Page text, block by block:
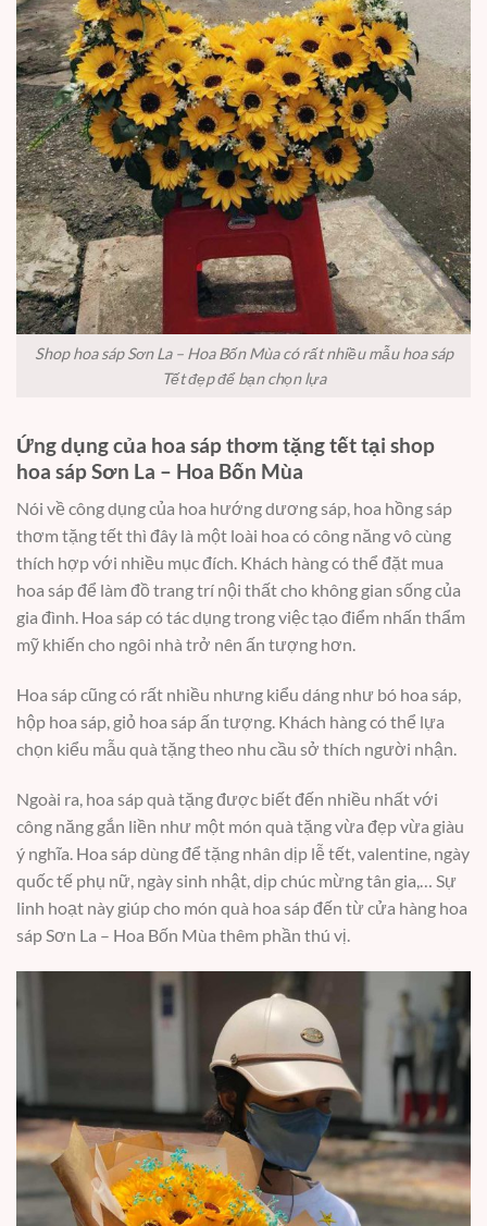
Shop hoa sáp Sơn La – Hoa Bốn Mùa có rất nhiều mẫu hoa sáp
Tết đẹp để bạn chọn lựa
Ứng dụng của hoa sáp thơm tặng tết tại shop
hoa sáp Sơn La – Hoa Bốn Mùa
Nói về công dụng của hoa hướng dương sáp, hoa hồng sáp
thơm tặng tết thì đây là một loài hoa có công năng vô cùng
thích hợp với nhiều mục đích. Khách hàng có thể đặt mua
hoa sáp để làm đồ trang trí nội thất cho không gian sống của
gia đình. Hoa sáp có tác dụng trong việc tạo điểm nhấn thẩm
mỹ khiến cho ngôi nhà trở nên ấn tượng hơn.
Hoa sáp cũng có rất nhiều nhưng kiểu dáng như bó hoa sáp,
hộp hoa sáp, giỏ hoa sáp ấn tượng. Khách hàng có thể lựa
chọn kiểu mẫu quà tặng theo nhu cầu sở thích người nhận.
Ngoài ra, hoa sáp quà tặng được biết đến nhiều nhất với
công năng gắn liền như một món quà tặng vừa đẹp vừa giàu
ý nghĩa. Hoa sáp dùng để tặng nhân dịp lễ tết, valentine, ngày
quốc tế phụ nữ, ngày sinh nhật, dịp chúc mừng tân gia,… Sự
linh hoạt này giúp cho món quà hoa sáp đến từ cửa hàng hoa
sáp Sơn La – Hoa Bốn Mùa thêm phần thú vị.